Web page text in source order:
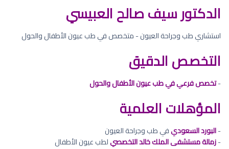
الدكتور سيف صالح العبيسي
استشاري طب وجراحة العيون - متخصص في طب عيون الأطفال والحول
التخصص الدقيق
-تخصص فرعي في طب عيون الأطفال والحول
المؤهلات العلمية
-البورد السعوديفي طب وجراحة العيون
-زمالة مستشفى الملك خالد التخصصيلطب عيون الأطفال